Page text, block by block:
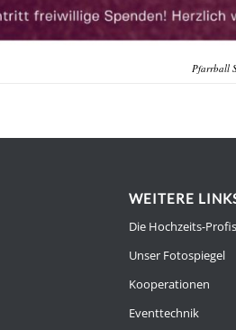
Pfarrball
WEITERE
Die Hochzeits-Profis
Unser Fotospiegel
Kooperationen
Eventtechnik